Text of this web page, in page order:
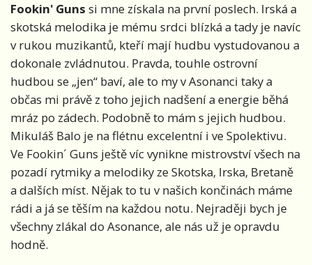
Fookin' Guns si mne získala na první poslech. Irská a
skotská melodika je mému srdci blízká a tady je navíc
v rukou muzikantů, kteří mají hudbu vystudovanou a
dokonale zvládnutou. Pravda, touhle ostrovní
hudbou se „jen“ baví, ale to my v Asonanci taky a
občas mi právě z toho jejich nadšení a energie běhá
mráz po zádech. Podobně to mám s jejich hudbou.
Mikuláš Balo je na flétnu excelentní i ve Spolektivu.
Ve Fookin´ Guns ještě víc vynikne mistrovství všech na
pozadí rytmiky a melodiky ze Skotska, Irska, Bretaně
a dalších míst. Nějak to tu v našich končinách máme
rádi a já se těším na každou notu. Nejraději bych je
všechny zlákal do Asonance, ale nás už je opravdu
hodně.